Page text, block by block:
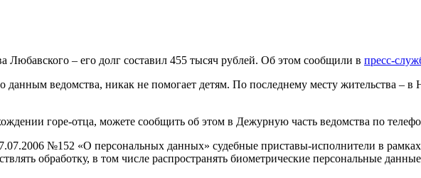
Любавского – его долг составил 455 тысяч рублей. Об этом сообщили в пресс-
ведомства, никак не помогает детям. По последнему месту жительства –
горе-отца, можете сообщить об этом в Дежурную часть ведомства по
№152 «О персональных данных» судебные приставы-исполнители в
обработку, в том числе распространять биометрические персональные